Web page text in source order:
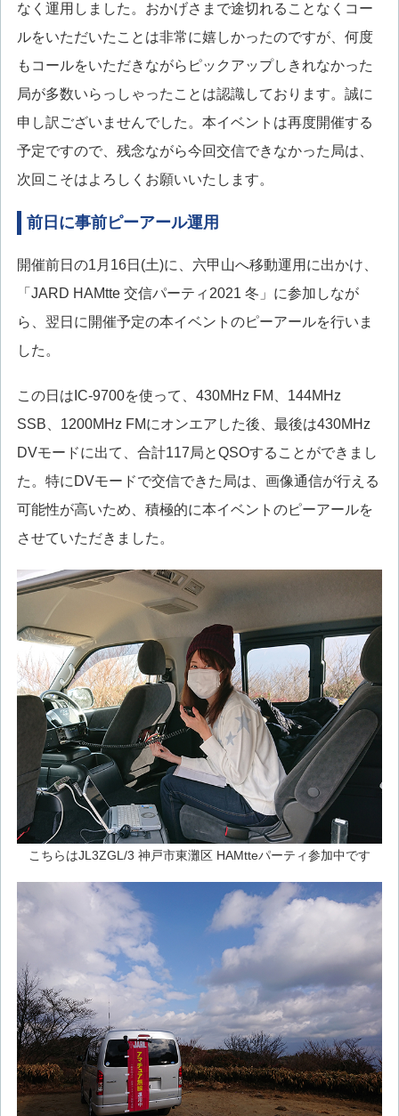
なく運用しました。おかげさまで途切れることなくコー
ルをいただいたことは非常に嬉しかったのですが、何度
もコールをいただきながらピックアップしきれなかった
局が多数いらっしゃったことは認識しております。誠に
申し訳ございませんでした。本イベントは再度開催する
予定ですので、残念ながら今回交信できなかった局は、
次回こそはよろしくお願いいたします。
前日に事前ピーアール運用
開催前日の1月16日(土)に、六甲山へ移動運用に出かけ、
「JARD HAMtte 交信パーティ2021 冬」に参加しなが
ら、翌日に開催予定の本イベントのピーアールを行いま
した。
この日はIC-9700を使って、430MHz FM、144MHz
SSB、1200MHz FMにオンエアした後、最後は430MHz
DVモードに出て、合計117局とQSOすることができまし
た。特にDVモードで交信できた局は、画像通信が行える
可能性が高いため、積極的に本イベントのピーアールを
させていただきました。
こちらはJL3ZGL/3 神戸市東灘区 HAMtteパーティ参加中です